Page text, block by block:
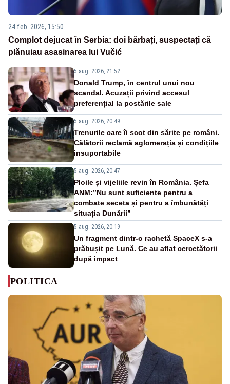
24 feb. 2026, 15:50
Complot dejucat în Serbia: doi bărbați, suspectați că
plănuiau asasinarea lui Vučić
5 aug. 2026, 21:52
Donald Trump, în centrul unui nou
scandal. Acuzații privind accesul
preferențial la postările sale
5 aug. 2026, 20:49
Trenurile care îi scot din sărite pe români.
Călătorii reclamă aglomerația și condițiile
insuportabile
5 aug. 2026, 20:47
Ploile și vijeliile revin în România. Șefa
ANM:”Nu sunt suficiente pentru a
combate seceta și pentru a îmbunătăți
situația Dunării”
5 aug. 2026, 20:19
Un fragment dintr-o rachetă SpaceX s-a
prăbușit pe Lună. Ce au aflat cercetătorii
după impact
POLITICA